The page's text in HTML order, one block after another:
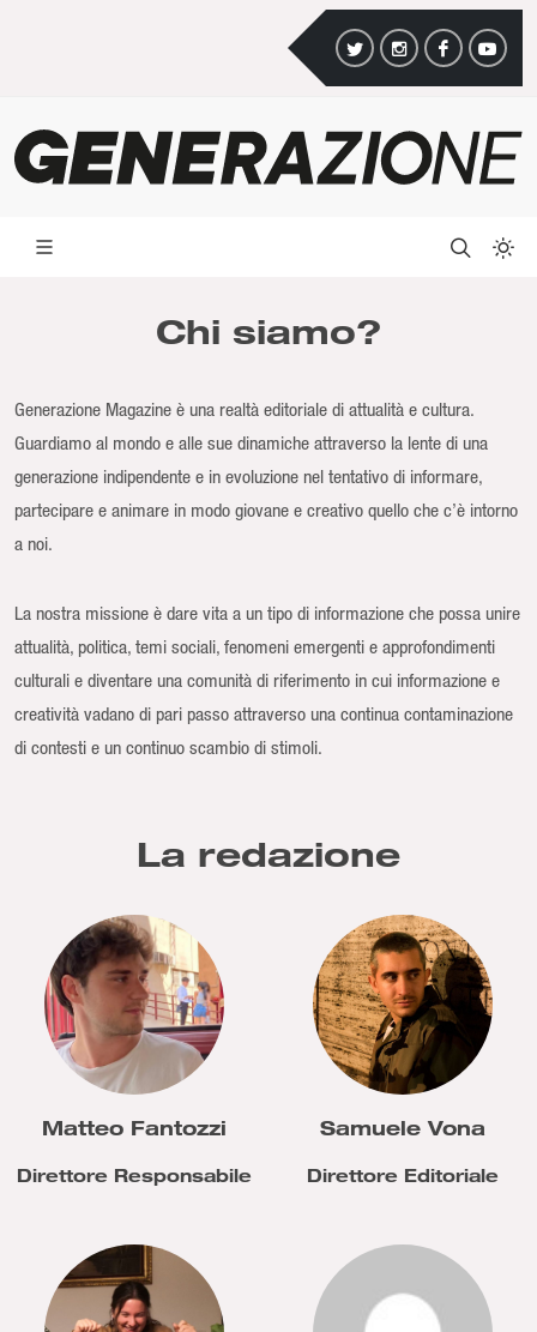
Chi siamo?
Generazione Magazine è una realtà editoriale di attualità e cultura.
Guardiamo al mondo e alle sue dinamiche attraverso la lente di una
generazione indipendente e in evoluzione nel tentativo di informare,
partecipare e animare in modo giovane e creativo quello che c’è intorno
a noi.
La nostra missione è dare vita a un tipo di informazione che possa unire
attualità, politica, temi sociali, fenomeni emergenti e approfondimenti
culturali e diventare una comunità di riferimento in cui informazione e
creatività vadano di pari passo attraverso una continua contaminazione
di contesti e un continuo scambio di stimoli.
La redazione
Matteo Fantozzi
Direttore Responsabile
Samuele Vona
Direttore Editoriale